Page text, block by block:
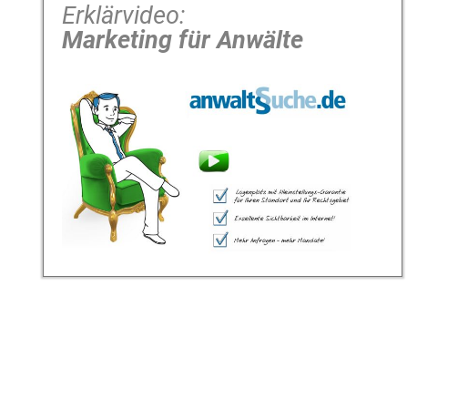
Erklärvideo:
Marketing für Anwälte